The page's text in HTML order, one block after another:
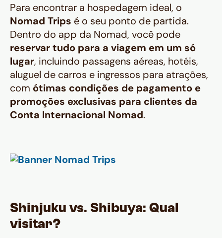
Para encontrar a hospedagem ideal, o
Nomad Trips é o seu ponto de partida.
Dentro do app da Nomad, você pode
reservar tudo para a viagem em um só
lugar, incluindo passagens aéreas, hotéis,
aluguel de carros e ingressos para atrações,
com ótimas condições de pagamento e
promoções exclusivas para clientes da
Conta Internacional Nomad.
Shinjuku vs. Shibuya: Qual
visitar?